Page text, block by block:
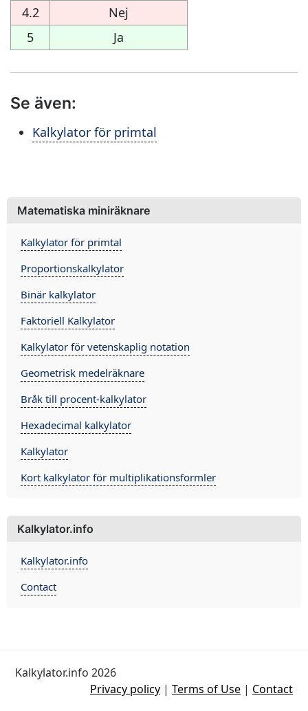
4.2
Nej
5
Ja
Se även:
Kalkylator för primtal
Matematiska miniräknare
Kalkylator för primtal
Proportionskalkylator
Binär kalkylator
Faktoriell Kalkylator
Kalkylator för vetenskaplig notation
Geometrisk medelräknare
Bråk till procent-kalkylator
Hexadecimal kalkylator
Kalkylator
Kort kalkylator för multiplikationsformler
Kalkylator.info
Kalkylator.info
Contact
Kalkylator.info 2026
Privacy policy | Terms of Use | Contact